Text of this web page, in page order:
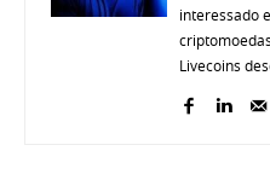
interessado
Livecoins